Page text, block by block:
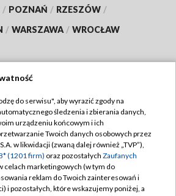
/ POZNAŃ / RZESZÓW /
/ WARSZAWA / WROCŁAW
TVP
TVP
Cyfrowa
Regulamin TVP
prywatności
Moje zgody
do serwisu", aby wyrazić zgody na
śledzenia i zbierania danych,
urządzeniu końcowym i ich
Twoich danych osobowych przez
w likwidacji (zwaną dalej również „TVP”),
(1201 firm) oraz pozostałych Zaufanych
celach marketingowych (w tym do
reklam do Twoich zainteresowań i
i pozostałych, które wskazujemy poniżej, a